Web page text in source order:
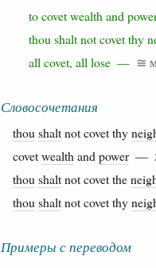
to covet wealth and
thou shalt not covet thy
all covet, all lose — ≅
Словосочетания
thou shaltnot covet thy
covetwealth and power—
thou shaltnot covet the
thou shaltnot covet thy
Примеры с переводом